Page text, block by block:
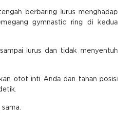
berbaring lurus menghadap
gymnastic ring di kedua
lurus dan tidak menyentuh
otot inti Anda dan tahan posisi
sama.